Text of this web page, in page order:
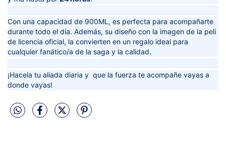
Con una capacidad de 900ML, es perfecta para acompañarte
durante todo el día. Además, su diseño con la imagen de la peli
de licencia oficial, la convierten en un regalo ideal para
cualquier fanático/a de la saga y la calidad.
¡Hacela tu aliada diaria y que la fuerza te acompañe vayas a
donde vayas!